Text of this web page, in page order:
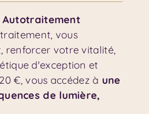
Autotraitement
vous
renforcer votre vitalité,
d'exception et
€, vous accédez à une
de lumière,